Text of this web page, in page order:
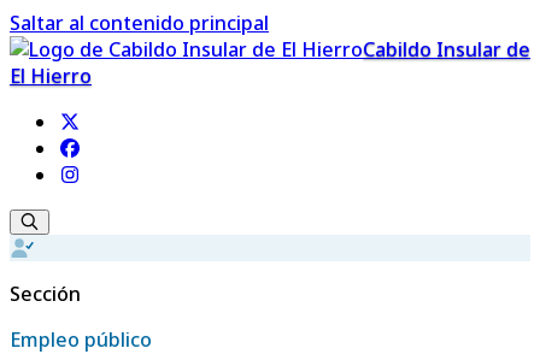
Saltar al contenido principal
Cabildo Insular de
El Hierro
Sección
Empleo público